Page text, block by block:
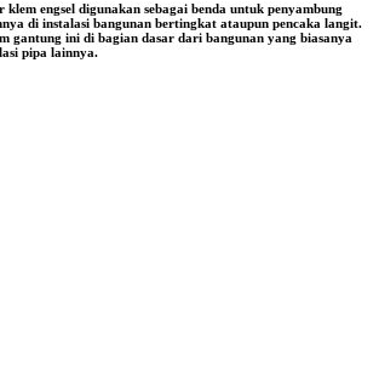
engsel digunakan sebagai benda untuk penyambung
di instalasi bangunan bertingkat ataupun pencaka langit.
gantung ini di bagian dasar dari bangunan yang biasanya
pipa lainnya.